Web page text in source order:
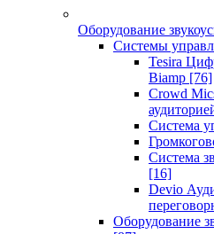
Оборудование
Системы
Tesira
Biamp [76]
Crowd
Система
Система
[16]
Devio
Оборудование